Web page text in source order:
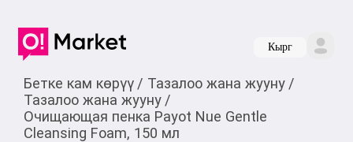
Кырг
Бетке кам көрүү / Тазалоо жана жууну /
Тазалоо жана жууну /
Очищающая пенка Payot Nue Gentle
Cleansing Foam, 150 мл